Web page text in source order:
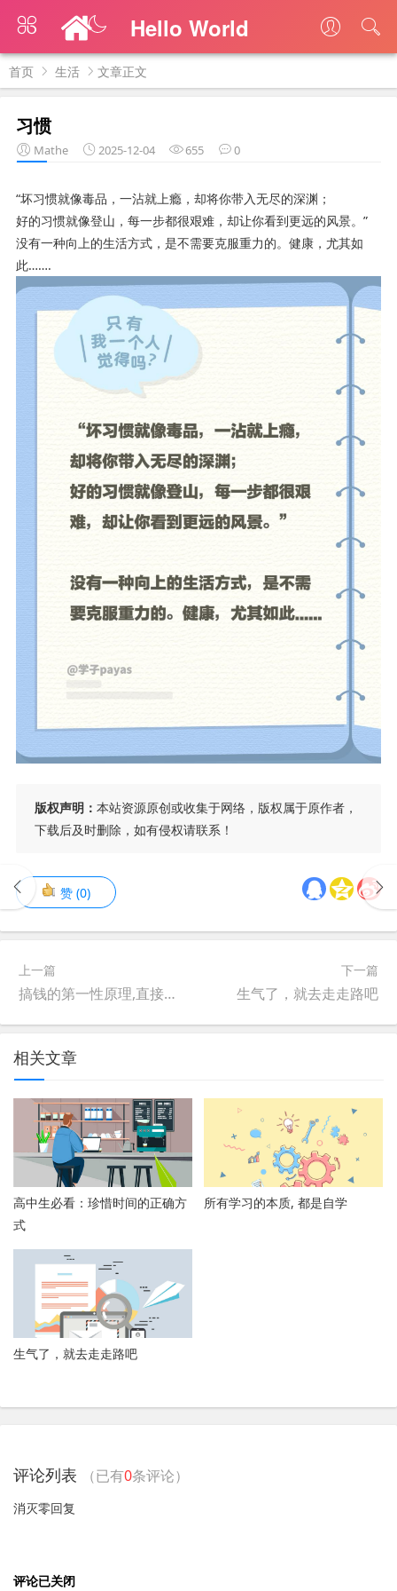
Hello World
首页 生活 文章正文
习惯
Mathe 2025-12-04 655 0
“坏习惯就像毒品，一沾就上瘾，却将你带入无尽的深渊；
好的习惯就像登山，每一步都很艰难，却让你看到更远的风景。”
没有一种向上的生活方式，是不需要克服重力的。健康，尤其如
此…….
版权声明： 本站资源原创或收集于网络，版权属于原作者，
下载后及时删除，如有侵权请联系！
赞 (0)
上一篇
搞钱的第一性原理,直接击碎90%人的无效努力
下一篇
生气了，就去走走路吧
相关文章
高中生必看：珍惜时间的正确方
式
所有学习的本质, 都是自学
生气了，就去走走路吧
评论列表 （已有0条评论）
消灭零回复
评论已关闭